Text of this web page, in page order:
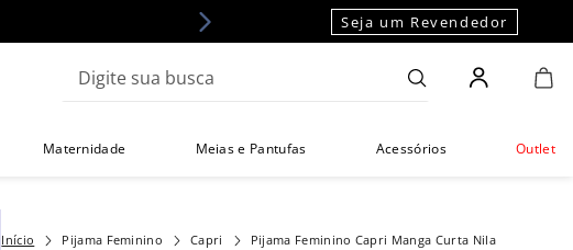
Seja um Revendedor
Maternidade Meias e Pantufas Acessórios Outlet
Pijama Feminino Capri Pijama Feminino Capri Manga Curta Nila